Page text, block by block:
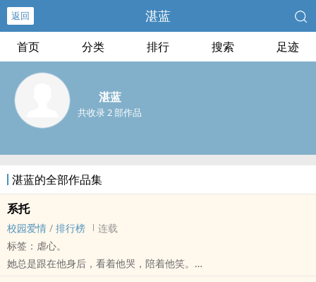
返回 湛蓝
首页 分类 排行 搜索 足迹
湛蓝
共收录 2 部作品
湛蓝的全部作品集
系托
校园爱情 / 排行榜
连载
标签：虐心。
她总是跟在他身后，看着他哭，陪着他笑。